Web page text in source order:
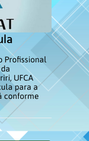
Profissional
UFCA
para a
conforme